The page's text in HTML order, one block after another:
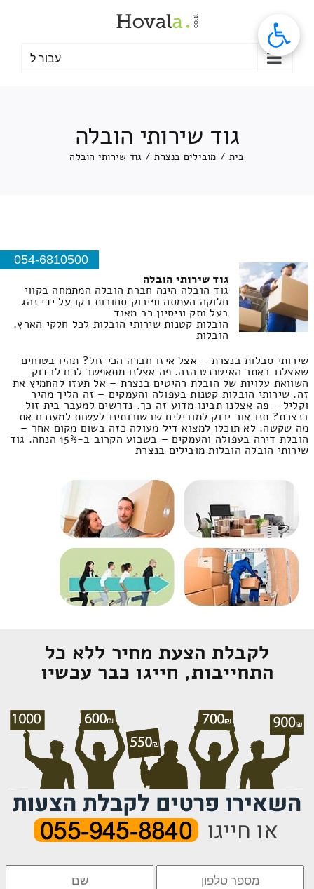
עבור ל
גוד שירותי הובלה
בית / מובילים בנצרת / גוד שירותי הובלה
054-6810500
גוד שירותי הובלה
גוד הובלה הינה חברת הובלה המתמחה בקווי
חלוקה העמסה ופירוק סחורות בקו על ידי נהג
בעל ותק וניסיון רב מאוד
הובלות קטנות שירותי הובלות לכל חלקי הארץ.
הובלות
שירותי סבלות בנצרת – אצל איזו חברה הכי זול? תהיו בטוחים
שאצלנו באתר האיטרנט הזה. פה אצלנו מתאפשר לכם לבדוק
השוואת עלויות של הובלת רהיטים בנצרת – אל תעזו להחמיץ את
זה. שירותי הובלות קטנות בעפולה והעמקים – זה הליך מהיר
וקליל – פה אצלנו תבינו מדוע זה כך. נדרשים למעבר בית זול
בנצרת? תנו אור ירוק למובילים שבשורותינו לעשות למענכם את
מה שקשה. לא תוכלו למצוא דיל מעולה כזה בשום מקום אחר –
הובלת דירה בעפולה והעמקים – בשבוע הקרוב ב-15% הנחה. גוד
שירותי הובלה הובלות מובילים בנצרת
לקבלת הצעת מחיר ללא כל
התחייבות, חייגו כבר עכשיו